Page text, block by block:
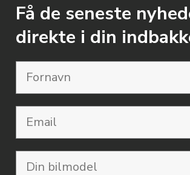
Få de seneste
direkte i din
Email